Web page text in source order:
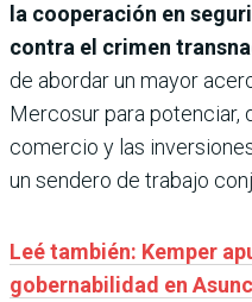
la cooperación en
contra el crimen
de abordar un mayor
Mercosur para potenciar,
comercio y las
un sendero de trabajo
Leé también: Kemper
gobernabilidad en